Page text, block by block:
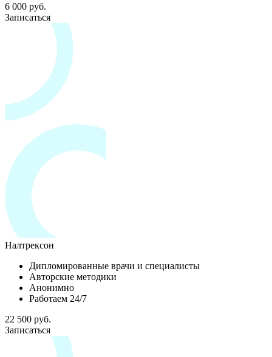
6 000 руб.
Записаться
Налтрексон
Дипломированные врачи и специалисты
Авторские методики
Анонимно
Работаем 24/7
22 500 руб.
Записаться